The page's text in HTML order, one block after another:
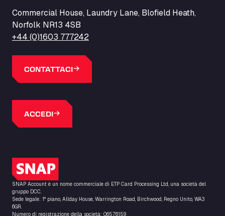
Commercial House, Laundry Lane, Blofield Heath,
Norfolk NR13 4SB
+44 (0)1603 777242
CONTATTACI
ACCEDI
Logo SNAP
SNAP Account è un nome commerciale di ETP Card Processing Ltd, una società del
gruppo DCC.
Sede legale: 1° piano, Allday House, Warrington Road, Birchwood, Regno Unito, WA3
6GR.
Numero di registrazione della società: 06576159